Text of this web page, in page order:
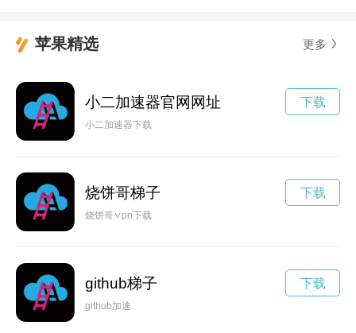
苹果精选 更多
小二加速器官网网址
小二加速器下载
下载
烧饼哥梯子
烧饼哥∨pn下载
下载
github梯子
github加速
下载